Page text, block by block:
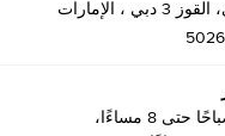
الوحدة R-10، مركز كيو إيست التجاري، القوز 3 دبي ، الإمارات